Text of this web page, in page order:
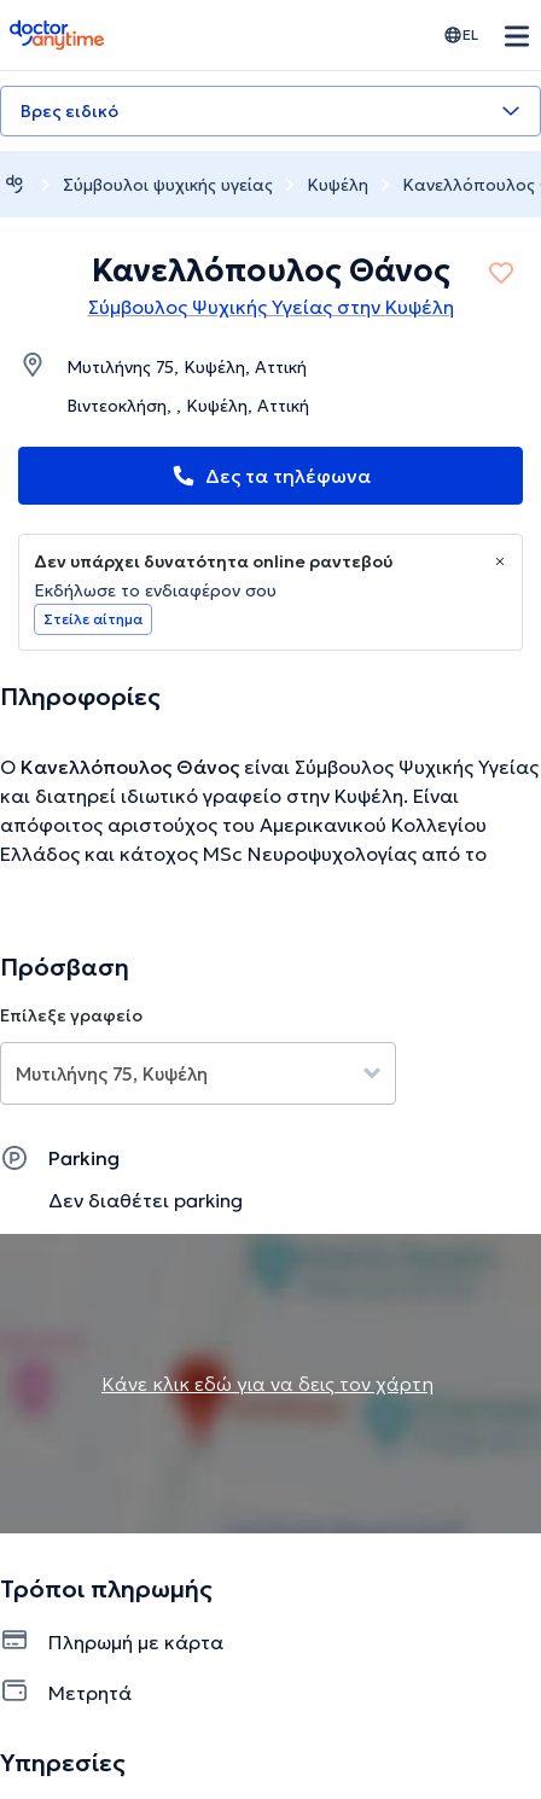
doctoranytime EL
Βρες ειδικό
Σύμβουλοι ψυχικής υγείας Κυψέλη
Κανελλόπουλος Θάνος
Σύμβουλος Ψυχικής Υγείας στην Κυψέλη
Μυτιλήνης 75, Κυψέλη, Αττική
Βιντεοκλήση, , Κυψέλη, Αττική
Δες τα τηλέφωνα
Δεν υπάρχει δυνατότητα online ραντεβού
Εκδήλωσε το ενδιαφέρον σου
Στείλε αίτημα
Πληροφορίες
Ο Κανελλόπουλος Θάνος είναι Σύμβουλος Ψυχικής Υγείας
και διατηρεί ιδιωτικό γραφείο στην Κυψέλη. Είναι
απόφοιτος αριστούχος του Αμερικανικού Κολλεγίου
Ελλάδος και κάτοχος MSc Νευροψυχολογίας από το
εργαστεί σε κλινικές και νοσοκομειακές δομές και
Την περιγραφή επιμελείται η ομάδα του doctoranytime βασισμένη σε
επαληθευμένες πληροφορίες.
Πρόσβαση
Επίλεξε γραφείο
Parking
Δεν διαθέτει parking
Κάνε κλικ εδώ για να δεις τον χάρτη
Τρόποι πληρωμής
Πληρωμή με κάρτα
Μετρητά
Υπηρεσίες